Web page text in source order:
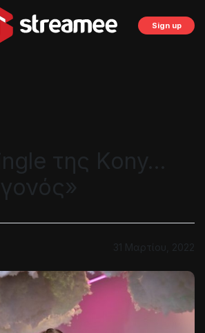
Sign up
της Kony…
31 Μαρτίου, 2022